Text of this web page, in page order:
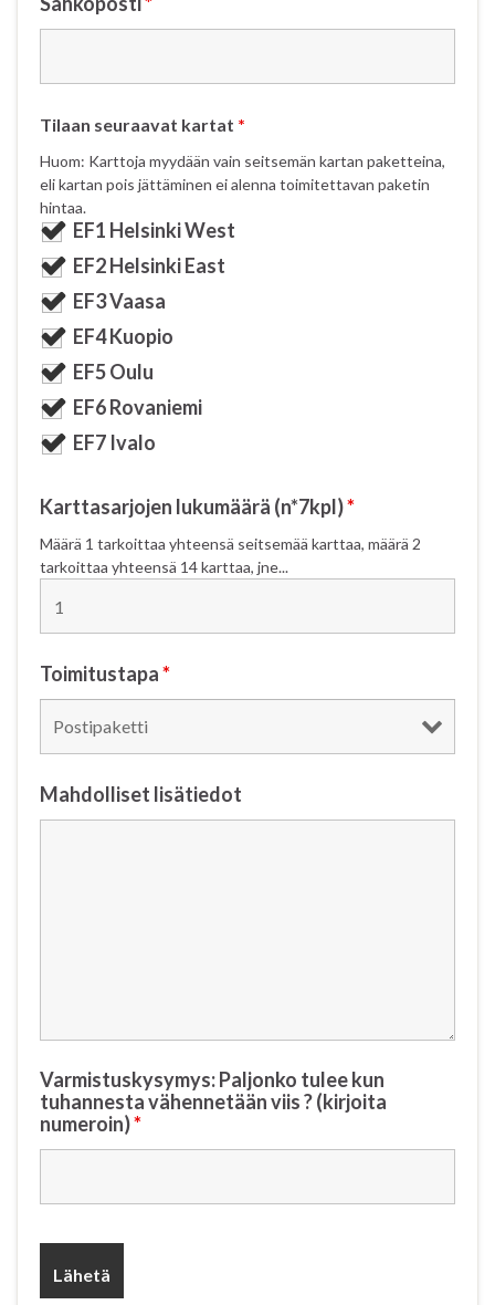
Tilaan seuraavat kartat *
EF1 Helsinki West
EF2 Helsinki East
EF3 Vaasa
EF4 Kuopio
EF5 Oulu
EF6 Rovaniemi
EF7 Ivalo
Huom: Karttoja myydään vain seitsemän kartan paketteina,
eli kartan pois jättäminen ei alenna toimitettavan paketin
hintaa.
Karttasarjojen lukumäärä (n*7kpl)*
Määrä 1 tarkoittaa yhteensä seitsemää karttaa, määrä 2
tarkoittaa yhteensä 14 karttaa, jne...
Toimitustapa*
Mahdolliset lisätiedot
Varmistuskysymys: Paljonko tulee kun
tuhannesta vähennetään viis ? (kirjoita
numeroin)*